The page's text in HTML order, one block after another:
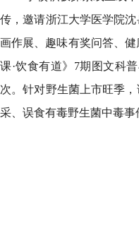
传，邀请浙江大学医学院
画作展、趣味有奖问答、
课·饮食有道》7期图文科
次。针对野生菌上市旺季
采、误食有毒野生菌中毒事